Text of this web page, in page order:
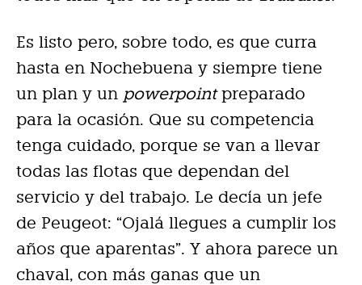
Es listo pero, sobre todo, es que curra
hasta en Nochebuena y siempre tiene
un plan y un powerpointpreparado
para la ocasión. Que su competencia
tenga cuidado, porque se van a llevar
todas las flotas que dependan del
servicio y del trabajo. Le decía un jefe
de Peugeot: “Ojalá llegues a cumplir los
años que aparentas”. Y ahora parece un
chaval, con más ganas que un